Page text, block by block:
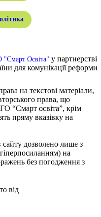
"Смарт Освіта" у партнерстві
для комунікації реформи
на текстові матеріали,
права, що
“Смарт освіта”, крім
пряму вказівку на
сайту дозволено лише з
на
без погодження з
від